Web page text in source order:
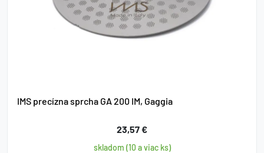
IMS precízna sprcha GA 200 IM, Gaggia
23,57 €
skladom (10 a viac ks)